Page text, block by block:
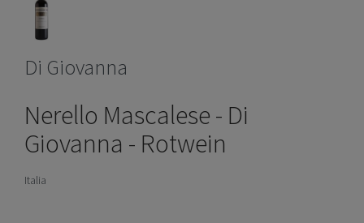
Di Giovanna
Nerello Mascalese - Di
Giovanna - Rotwein
Italia